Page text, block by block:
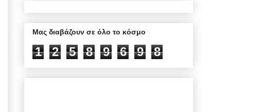
Μας διαβάζουν σε όλο το κόσμο
1 2 5 8 9 6 9 8